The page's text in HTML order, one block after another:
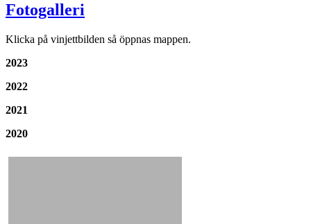
Fotogalleri
Klicka på vinjettbilden så öppnas mappen.
2023
2022
2021
2020